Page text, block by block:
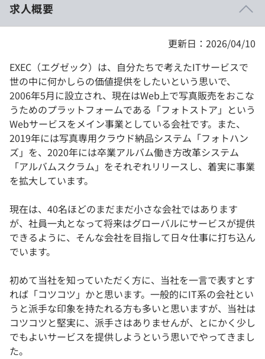
契約内容・クーポン
求人概要
更新日：2026/04/10
EXEC（エグゼック）は、自分たちで考えたITサービスで
世の中に何かしらの価値提供をしたいという思いで、
2006年5月に設立され、現在はWeb上で写真販売をおこな
うためのプラットフォームである「フォトストア」という
Webサービスをメイン事業としている会社です。また、
2019年には写真専用クラウド納品システム「フォトハン
ズ」を、2020年には卒業アルバム働き方改革システム
「アルバムスクラム」をそれぞれリリースし、着実に事業
を拡大しています。
現在は、40名ほどのまだまだ小さな会社ではあります
が、社員一丸となって将来はグローバルにサービスが提供
できるように、そんな会社を目指して日々仕事に打ち込ん
でいます。
初めて当社を知っていただく方に、当社を一言で表すとす
れば「コツコツ」かと思います。一般的にIT系の会社とい
うと派手な印象を持たれる方も多いと思いますが、当社は
コツコツと堅実に、派手さはありませんが、とにかく少し
でもよいサービスを提供しようという思いでやってきまし
た。